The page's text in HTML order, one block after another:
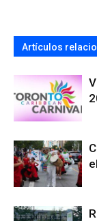
Artículos